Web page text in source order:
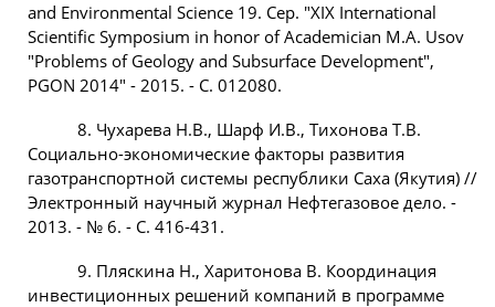
and Environmental Science 19. Сер. "XIX International
Scientific Symposium in honor of Academician M.A. Usov
"Problems of Geology and Subsurface Development",
PGON 2014" - 2015. - С. 012080.
8. Чухарева Н.В., Шарф И.В., Тихонова Т.В.
Социально-экономические факторы развития
газотранспортной системы республики Саха (Якутия) //
Электронный научный журнал Нефтегазовое дело. -
2013. - № 6. - С. 416-431.
9. Пляскина Н., Харитонова В. Координация
инвестиционных решений компаний в программе